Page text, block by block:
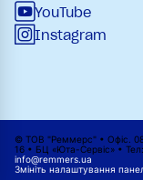
YouTube
Instagram
© ТОВ "Реммерс" • Офіс.
16 • БЦ «Юта-Сервіс» •
info@remmers.ua
Змініть налаштування